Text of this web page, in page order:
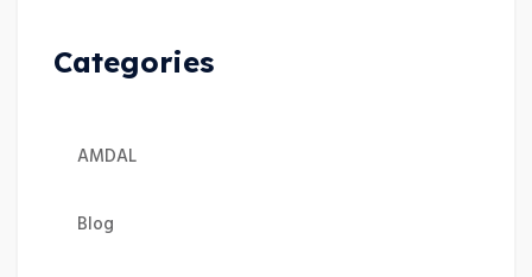
Categories
AMDAL
Blog